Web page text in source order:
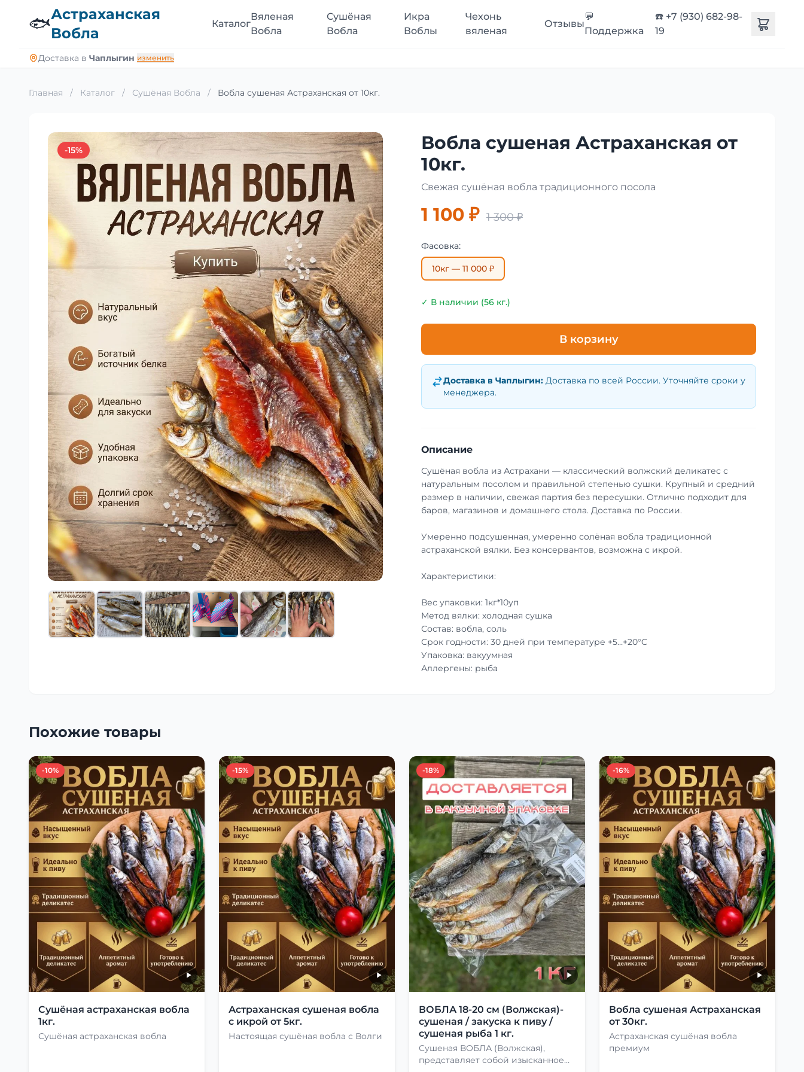
🐟Астраханская
Вобла
Каталог
Вяленая
Вобла
Сушёная
Вобла
Икра
Воблы
Чехонь
вяленая
Отзывы
💬
Поддержка
☎️ +7 (930) 682-98-
19
Доставка в Чаплыгин изменить
Главная / Каталог / Сушёная Вобла / Вобла сушеная Астраханская от 10кг.
-15%
Вобла сушеная Астраханская от
10кг.
Свежая сушёная вобла традиционного посола
1 100 ₽ 1 300 ₽
Фасовка:
10кг — 11 000 ₽
✓ В наличии (56 кг.)
В корзину
Доставка в Чаплыгин: Доставка по всей России. Уточняйте сроки у
менеджера.
Описание
Сушёная вобла из Астрахани — классический волжский деликатес с
натуральным посолом и правильной степенью сушки. Крупный и средний
размер в наличии, свежая партия без пересушки. Отлично подходит для
баров, магазинов и домашнего стола. Доставка по России.
Умеренно подсушенная, умеренно солёная вобла традиционной
астраханской вялки. Без консервантов, возможна с икрой.
Характеристики:
Вес упаковки: 1кг*10уп
Метод вялки: холодная сушка
Состав: вобла, соль
Срок годности: 30 дней при температуре +5…+20°C
Упаковка: вакуумная
Аллергены: рыба
Похожие товары
-10%
Сушёная астраханская вобла
1кг.
Сушёная астраханская вобла
-15%
Астраханская сушеная вобла
с икрой от 5кг.
Настоящая сушёная вобла с Волги
-18%
ВОБЛА 18-20 см (Волжская)-
сушеная / закуска к пиву /
сушеная рыба 1 кг.
Сушеная ВОБЛА (Волжская),
представляет собой изысканное
-16%
Вобла сушеная Астраханская
от 30кг.
Астраханская сушёная вобла
премиум